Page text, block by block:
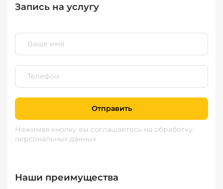
Запись на услугу
Отправить
Нажимая кнопку вы соглашаетесь на обработку
персональных данных
Наши преимущества